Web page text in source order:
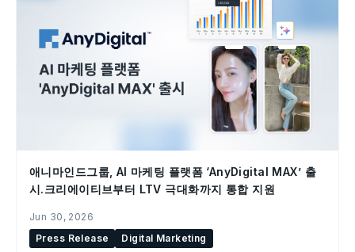
애니마인드그룹, AI 마케팅 플랫폼 ‘AnyDigital MAX’ 출
시.크리에이티브부터 LTV 극대화까지 통합 지원
Jun 30, 2026
Press Release
Digital Marketing